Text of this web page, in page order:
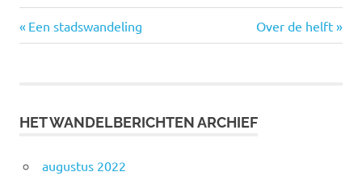
Bericht
Vorige
bericht:
Een stadswandeling
Volgende
bericht:
Over de helft
HET WANDELBERICHTEN ARCHIEF
augustus 2022